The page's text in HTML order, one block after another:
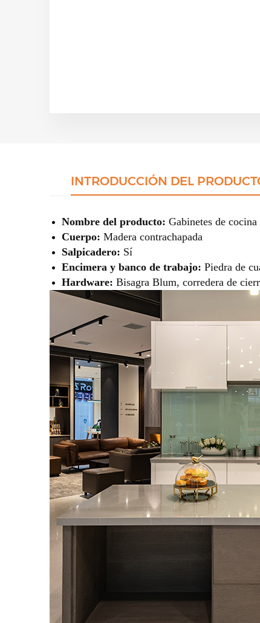
INTRODUCCIÓN DEL
Nombre del producto: Gabinetes de
Cuerpo: Madera contrachapada
Salpicadero: Sí
Encimera y banco de trabajo: Piedra de
Hardware: Bisagra Blum, corredera de